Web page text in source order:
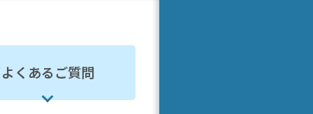
よくあるご質問